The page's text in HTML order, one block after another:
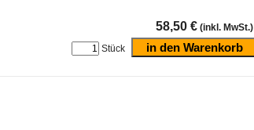
58,50 € (inkl. MwSt.)
Stück